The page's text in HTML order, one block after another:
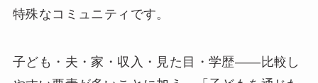
特殊なコミュニティです。
子ども・夫・家・収入・見た目・学歴——比較し